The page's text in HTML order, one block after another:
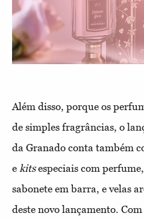
Além disso, porque os
de simples fragrâncias, o
da Granado conta também
e kitsespeciais com
sabonete em barra, e velas
deste novo lançamento.